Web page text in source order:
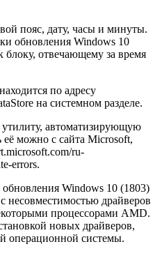
пояс, дату, часы и минуты.
обновления Windows 10
блоку, отвечающему за время
по адресу
на системном разделе.
автоматизирующую
её можно с сайта Microsoft,
ru-
errors.
Windows 10 (1803)
несовместимостью драйверов
процессорами AMD.
новых драйверов,
операционной системы.